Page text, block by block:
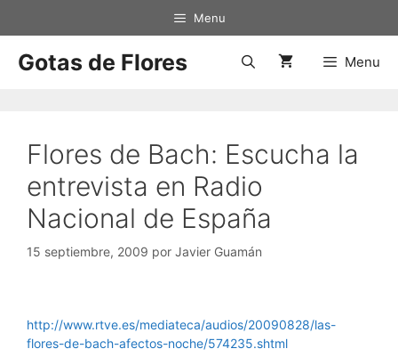
Menu
Gotas de Flores Menu
Flores de Bach: Escucha la
entrevista en Radio
Nacional de España
15 septiembre, 2009 por Javier Guamán
http://www.rtve.es/mediateca/audios/20090828/las-
flores-de-bach-afectos-noche/574235.shtml